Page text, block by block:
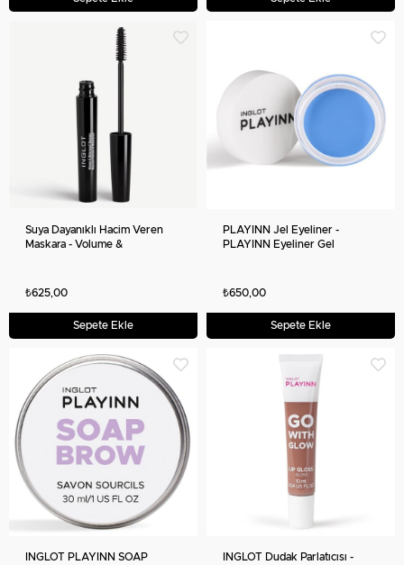
Suya Dayanıklı Hacim Veren
Maskara - Volume &
₺625,00
Sepete Ekle
PLAYINN Jel Eyeliner -
PLAYINN Eyeliner Gel
₺650,00
Sepete Ekle
INGLOT PLAYINN SOAP
INGLOT Dudak Parlatıcısı -